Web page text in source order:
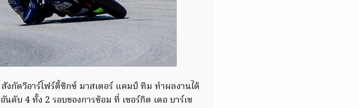
สังกัดวีอาร์โฟร์ตี้ซิกซ์ มาสเตอร์ แคมป์ ทีม ทำผลงานได้
ดับ 4 ทั้ง 2 รอบของการซ้อม ที่ เซอร์กิต เดอ บาร์เซ